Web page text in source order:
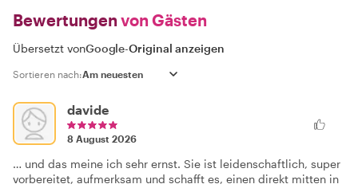
Bewertungen von Gästen
Übersetzt vonGoogle-Original anzeigen
Sortieren nach:
davide
8 August 2026
… und das meine ich sehr ernst. Sie ist leidenschaftlich, super
vorbereitet, aufmerksam und schafft es, einen direkt mitten in